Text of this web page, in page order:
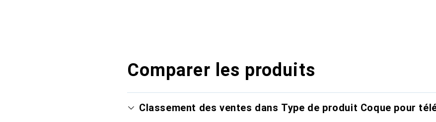
Comparer les produits
Classement des ventes dans Type de produit Coque pour